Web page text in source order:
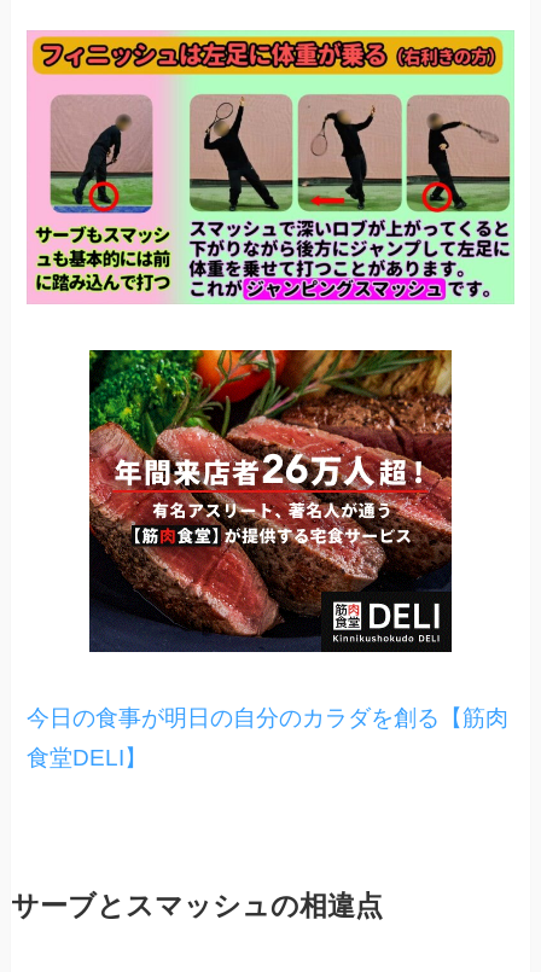
今日の食事が明日の自分のカラダを創る【筋肉
食堂DELI】
サーブとスマッシュの相違点